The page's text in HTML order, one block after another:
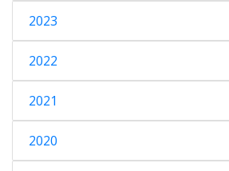
2023
2022
2021
2020